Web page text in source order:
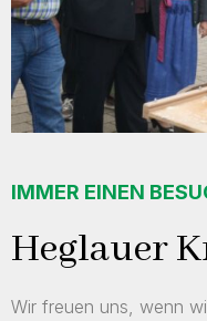
IMMER EINEN
Heglauer
Wir freuen uns, wenn